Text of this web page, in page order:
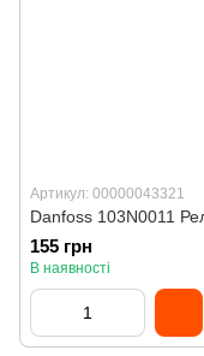
Артикул: 00000043321
Danfoss 103N0011
155 грн
В наявності